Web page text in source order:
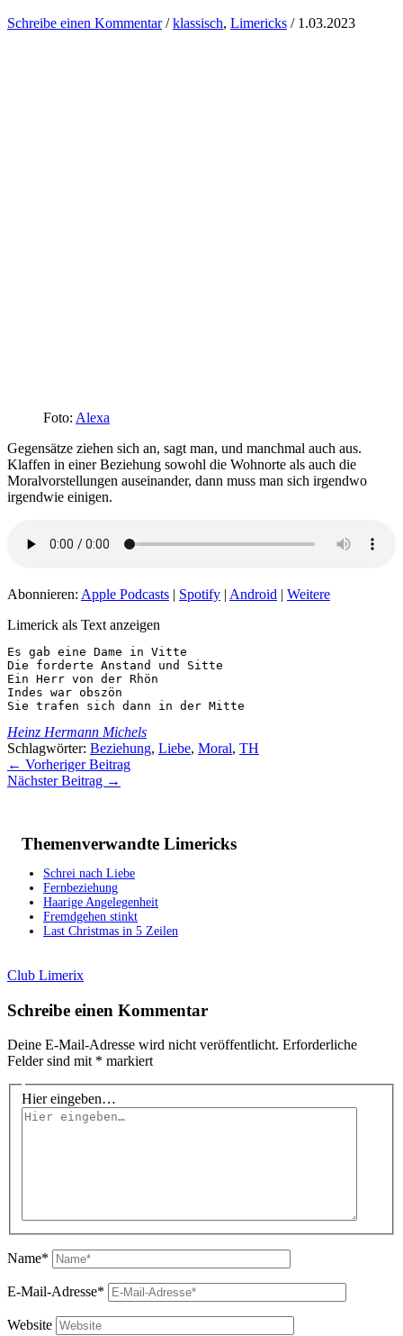
Schreibe einen Kommentar /klassisch, Limericks / 1.03.2023
Foto: Alexa
Gegensätze ziehen sich an, sagt man, und manchmal auch aus.
Klaffen in einer Beziehung sowohl die Wohnorte als auch die
Moralvorstellungen auseinander, dann muss man sich irgendwo
irgendwie einigen.
Abonnieren: Apple Podcasts | Spotify | Android | Weitere
Limerick als Text anzeigen
Es gab eine Dame in Vitte
Die forderte Anstand und Sitte
Ein Herr von der Rhön
Indes war obszön
Sie trafen sich dann in der Mitte
Heinz Hermann Michels
Schlagwörter: Beziehung, Liebe, Moral, TH
← Vorheriger Beitrag
Nächster Beitrag →
Themenverwandte Limericks
Schrei nach Liebe
Fernbeziehung
Haarige Angelegenheit
Fremdgehen stinkt
Last Christmas in 5 Zeilen
Club Limerix
Schreibe einen Kommentar
Deine E-Mail-Adresse wird nicht veröffentlicht. Erforderliche
Felder sind mit * markiert
Hier eingeben…
Name*
E-Mail-Adresse*
Website